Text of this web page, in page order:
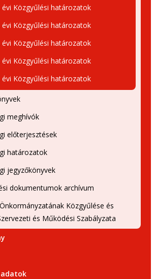
évi Közgyűlési határozatok
évi Közgyűlési határozatok
évi Közgyűlési határozatok
évi Közgyűlési határozatok
évi Közgyűlési határozatok
meghívók
előterjesztések
határozatok
jegyzőkönyvek
dokumentumok archívum
Közgyűlése és
és Működési Szabályzata
adatok